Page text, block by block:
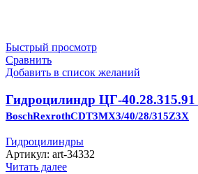
Быстрый просмотр
Сравнить
Добавить в список желаний
Гидроцилиндр ЦГ-40.28.315.91
BoschRexrothCDT3MX3/40/28/315Z3X
Гидроцилиндры
Артикул: art-34332
Читать далее